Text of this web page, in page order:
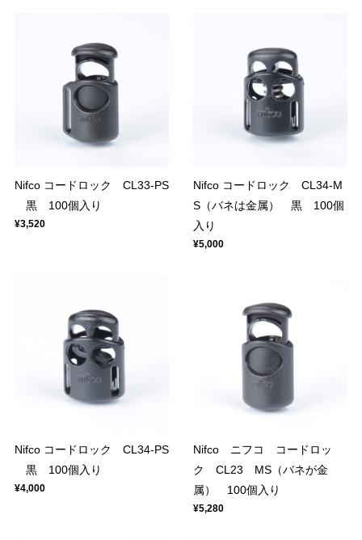
Nifco コードロック CL33-PS
黒 100個入り
¥3,520
Nifco コードロック CL34-M
S（バネは金属） 黒 100個
入り
¥5,000
Nifco コードロック CL34-PS
黒 100個入り
¥4,000
Nifco ニフコ コードロッ
ク CL23 MS（バネが金
属） 100個入り
¥5,280